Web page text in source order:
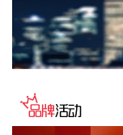
美国国会参议院8
联邦政府在现行预
2026-08-08 16:35:10
的阶段。8日上午
风“白海豚”工作视